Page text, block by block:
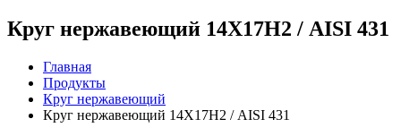
Круг нержавеющий 14Х17Н2 / AISI 431
Главная
Продукты
Круг нержавеющий
Круг нержавеющий 14Х17Н2 / AISI 431